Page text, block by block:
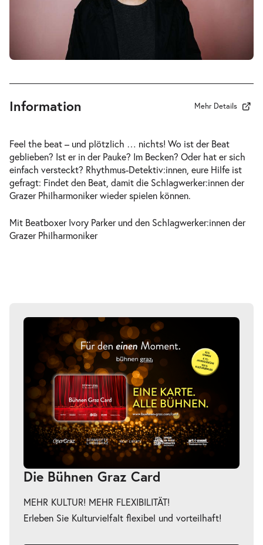
Information Mehr Details
Feel the beat – und plötzlich … nichts! Wo ist der Beat
geblieben? Ist er in der Pauke? Im Becken? Oder hat er sich
einfach versteckt? Rhythmus-Detektiv:innen, eure Hilfe ist
gefragt: Findet den Beat, damit die Schlagwerker:innen der
Grazer Philharmoniker wieder spielen können.
Mit Beatboxer Ivory Parker und den Schlagwerker:innen der
Grazer Philharmoniker
Die Bühnen Graz Card
MEHR KULTUR! MEHR FLEXIBILITÄT!
Erleben Sie Kulturvielfalt flexibel und vorteilhaft!